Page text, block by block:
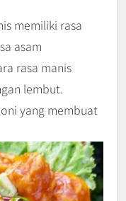
memiliki rasa
asam
rasa manis
lembut.
yang membuat